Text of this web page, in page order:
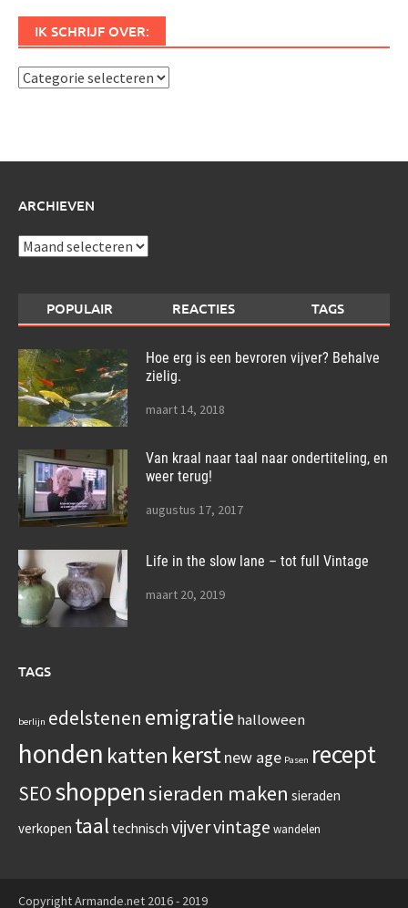
IK SCHRIJF OVER:
Ik
ARCHIEVEN
Archieven
POPULAIR REACTIES TAGS
Hoe erg is een bevroren vijver? Behalve
zielig.
maart 14, 2018
Van kraal naar taal naar ondertiteling, en
weer terug!
augustus 17, 2017
Life in the slow lane – tot full Vintage
maart 20, 2019
TAGS
berlijn edelstenen emigratie halloween
honden katten kerstnew age Pasen recept
SEOshoppensieraden maken sieraden
verkopen taal technisch vijvervintage wandelen
Copyright Armande.net 2016 - 2019